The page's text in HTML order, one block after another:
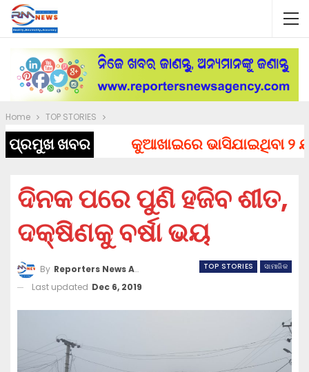
Home TOP STORIES
ପ୍ରମୁଖ ଖବର କୁଆଖାଇରେ ଭାସିଯାଇଥିବା ୨
ଦିନକ ପରେ ପୁଣି ହଜିବ ଶୀତ,
ଦକ୍ଷିଣକୁ ବର୍ଷା ଭୟ
TOP STORIES ସାମାଜିକ
By Reporters News Agency
Last updated Dec 6, 2019